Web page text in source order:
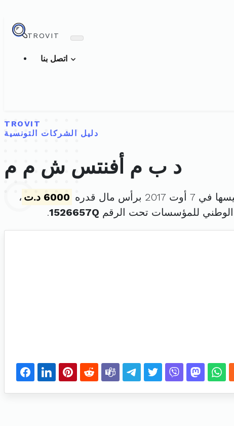
TROVIT
TROVIT
دليل الشركات التونسية
د ب م أفنتس ش م م
2017 برأس مال قدره 6000 د.ت
،
للمؤسسات تحت الرقم 1526657Q
.